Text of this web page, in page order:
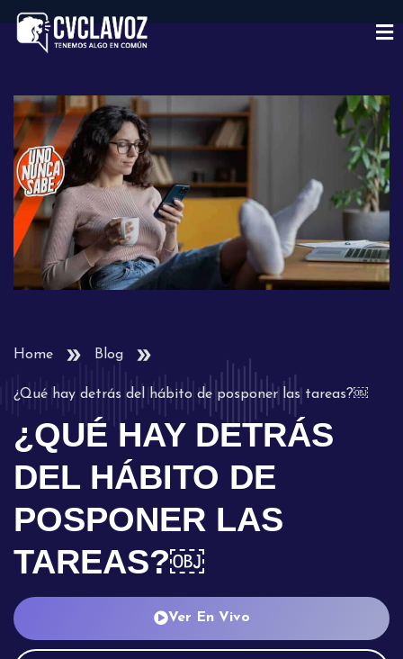
Home Blog
¿Qué hay detrás del hábito de posponer las tareas?￼
¿QUÉ HAY DETRÁS
DEL HÁBITO DE
POSPONER LAS
TAREAS?￼
Ver En Vivo